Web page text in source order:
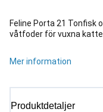
Feline Porta 21 Tonfisk
våtfoder för vuxna
Mer information
Produktdetaljer